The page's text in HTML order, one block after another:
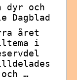
dyr och
Dagblad
året
i
…